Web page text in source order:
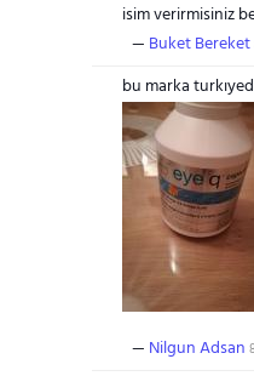
isim verirmisiniz
Buket Bereket
bu marka
Nilgun Adsan